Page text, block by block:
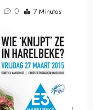
0 7 Minutos